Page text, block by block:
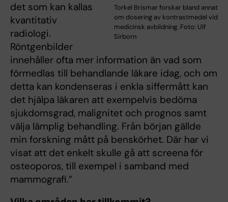
Torkel Brismar forskar bland annat
om dosering av kontrastmedel vid
medicinsk avbildning. Foto: Ulf
Sirborn
det som kan kallas
kvantitativ
radiologi.
Röntgenbilder
innehåller ofta mer information än vad som
förmedlas till behandlande läkare idag, och om
detta kan kondenseras i enkla siffermått kan
det hjälpa läkaren att exempelvis bedöma
sjukdomsgrad, malignitet och prognos samt
välja lämplig behandling. Från början gällde
min forskning mått på benskörhet. Där har vi
visat att det enkelt skulle gå att screena för
osteoporos, till exempel i samband med
mammografi.”